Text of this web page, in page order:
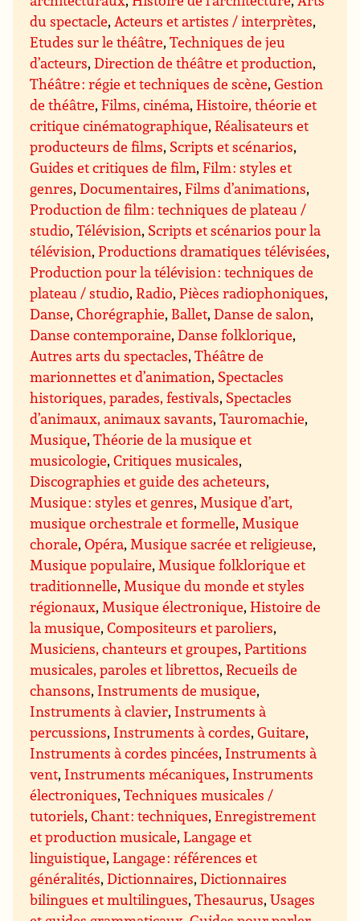
du spectacle,Acteurs et artistes / interprètes,
Etudes sur le théâtre,Techniques de jeu
d’acteurs,Direction de théâtre et production,
Théâtre : régie et techniques de scène,Gestion
de théâtre,Films, cinéma,Histoire, théorie et
critique cinématographique,Réalisateurs et
producteurs de films, Scripts et scénarios,
Guides et critiques de film,Film : styles et
genres,Documentaires,Films d’animations,
Production de film : techniques de plateau /
studio,Télévision, Scripts et scénarios pour la
télévision,Productions dramatiques télévisées,
Production pour la télévision : techniques de
plateau / studio,Radio,Pièces radiophoniques,
Danse,Chorégraphie, Ballet,Danse de salon,
Danse contemporaine,Danse folklorique,
Autres arts du spectacles,Théâtre de
marionnettes et d’animation, Spectacles
historiques, parades, festivals, Spectacles
d’animaux, animaux savants,Tauromachie,
Musique,Théorie de la musique et
musicologie,Critiques musicales,
Discographies et guide des acheteurs,
Musique : styles et genres,Musique d’art,
musique orchestrale et formelle,Musique
chorale,Opéra,Musique sacrée et religieuse,
Musique populaire,Musique folklorique et
traditionnelle,Musique du monde et styles
régionaux,Musique électronique,Histoire de
la musique,Compositeurs et paroliers,
Musiciens, chanteurs et groupes,Partitions
musicales, paroles et librettos,Recueils de
chansons, Instruments de musique,
Instruments à clavier, Instruments à
percussions, Instruments à cordes,Guitare,
Instruments à cordes pincées, Instruments à
vent, Instruments mécaniques, Instruments
électroniques,Techniques musicales /
tutoriels,Chant : techniques,Enregistrement
et production musicale,Langage et
linguistique,Langage : références et
généralités,Dictionnaires,Dictionnaires
bilingues et multilingues,Thesaurus,Usages